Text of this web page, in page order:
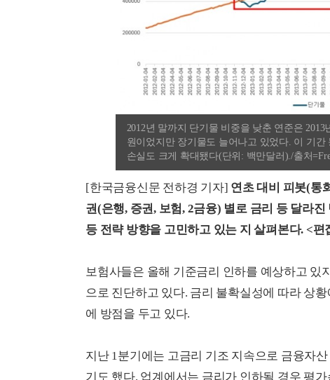
2012년 말까지 단기물 비중을 낮춘 연준은
원이었지만 장기물도 늘어나고 있었다. 이 기
손실도 크게 확대됐다(단위: 백만달러)./출처
[한국금융신문 전하경 기자] 연초 대비 피봇(통
권(은행, 증권, 보험, 2금융) 별로 금리 등 달라
등 전략 방향을 고민하고 있는 지 살펴본다. <편
보험사들은 올해 기준금리 인하를 예상하고 있
으로 진단하고 있다. 금리 불확실성에 따라 상
에 방점을 두고 있다.
지난 1분기에는 고금리 기조 지속으로 금융자
기도 했다. 업계에서는 금리가 인하될 경우 평